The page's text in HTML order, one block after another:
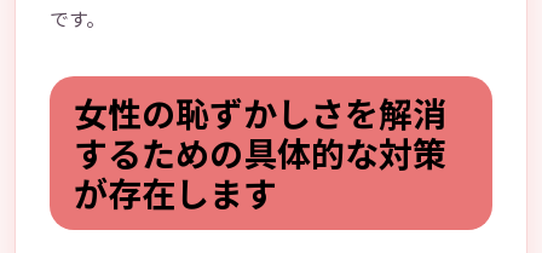
です。
女性の恥ずかしさを解消
するための具体的な対策
が存在します